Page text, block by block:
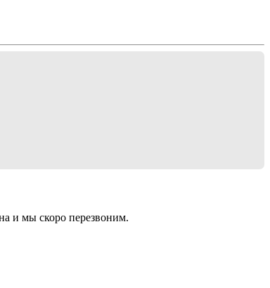
и мы скоро перезвоним.